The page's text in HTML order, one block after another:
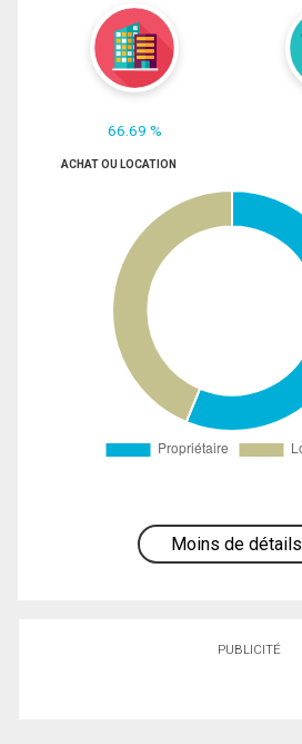
66.69 %
ACHAT OU LOCATION
Moins de détails
PUBLICITÉ